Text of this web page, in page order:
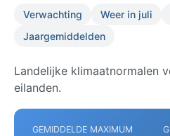
Verwachting Weer in juli
Jaargemiddelden
Landelijke klimaatnormalen
eilanden.
GEMIDDELDE MAXIMUM